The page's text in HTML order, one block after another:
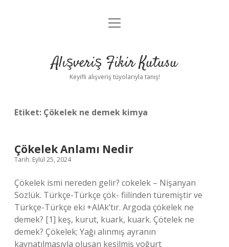
Anasayfa
Yasal Uyarı
menüyü
Alışveriş Fikir Kutusu
Keyifli alışveriş tüyolarıyla tanış!
Etiket: Çökelek ne demek kimya
Çökelek Anlamı Nedir
Tarih: Eylül 25, 2024
Çökelek ismi nereden gelir? cokelek – Nişanyan
Sözlük. Türkçe-Türkçe çök- fiilinden türemiştir ve
Türkçe-Türkçe eki +AlAk’tır. Argoda çökelek ne
demek? [1] keş, kurut, kuark, kuark. Çötelek ne
demek? Çökelek; Yağı alınmış ayranın
kaynatılmasıyla oluşan kesilmiş yoğurt